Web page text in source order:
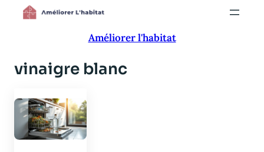
Aller
Améliorer l'habitat
vinaigre blanc